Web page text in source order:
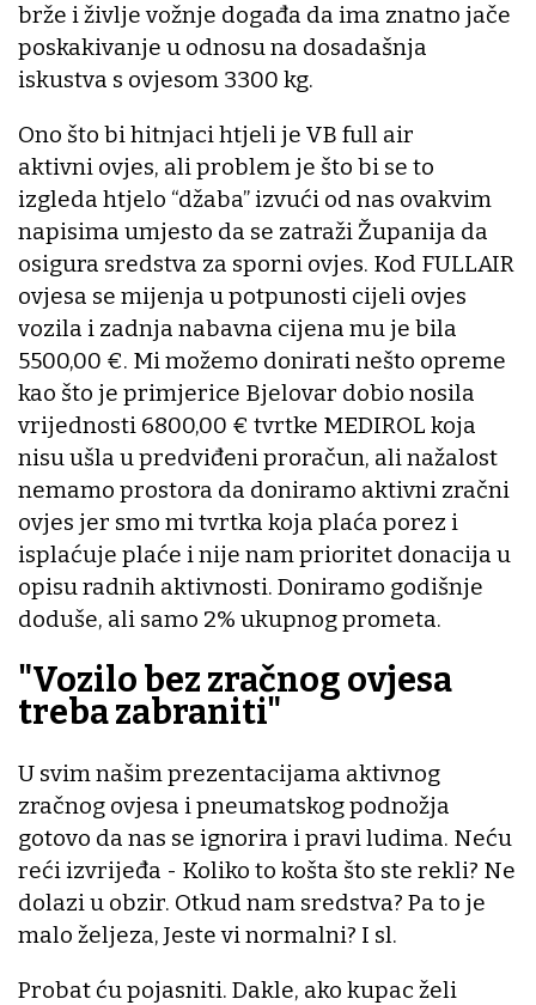
brže i življe vožnje događa da ima znatno jače
poskakivanje u odnosu na dosadašnja
iskustva s ovjesom 3300 kg.
Ono što bi hitnjaci htjeli je VB full air
aktivni ovjes, ali problem je što bi se to
izgleda htjelo “džaba” izvući od nas ovakvim
napisima umjesto da se zatraži Županija da
osigura sredstva za sporni ovjes. Kod FULLAIR
ovjesa se mijenja u potpunosti cijeli ovjes
vozila i zadnja nabavna cijena mu je bila
5500,00 €. Mi možemo donirati nešto opreme
kao što je primjerice Bjelovar dobio nosila
vrijednosti 6800,00 € tvrtke MEDIROL koja
nisu ušla u predviđeni proračun, ali nažalost
nemamo prostora da doniramo aktivni zračni
ovjes jer smo mi tvrtka koja plaća porez i
isplaćuje plaće i nije nam prioritet donacija u
opisu radnih aktivnosti. Doniramo godišnje
doduše, ali samo 2% ukupnog prometa.
"Vozilo bez zračnog ovjesa
treba zabraniti"
U svim našim prezentacijama aktivnog
zračnog ovjesa i pneumatskog podnožja
gotovo da nas se ignorira i pravi ludima. Neću
reći izvrijeđa - Koliko to košta što ste rekli? Ne
dolazi u obzir. Otkud nam sredstva? Pa to je
malo željeza, Jeste vi normalni? I sl.
Probat ću pojasniti. Dakle, ako kupac želi